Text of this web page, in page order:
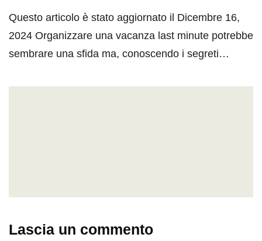
Questo articolo è stato aggiornato il Dicembre 16,
2024 Organizzare una vacanza last minute potrebbe
sembrare una sfida ma, conoscendo i segreti…
Lascia un commento